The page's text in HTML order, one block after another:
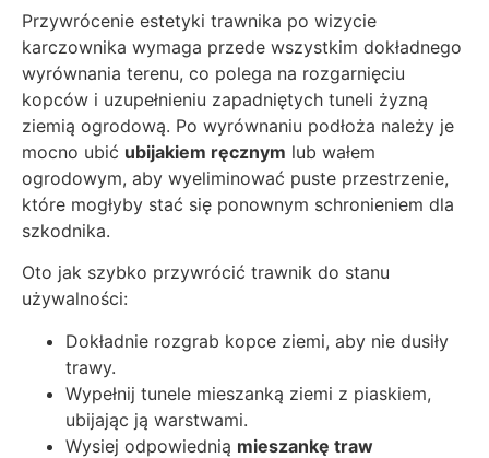
Przywrócenie estetyki trawnika po wizycie
karczownika wymaga przede wszystkim dokładnego
wyrównania terenu, co polega na rozgarnięciu
kopców i uzupełnieniu zapadniętych tuneli żyzną
ziemią ogrodową. Po wyrównaniu podłoża należy je
mocno ubić ubijakiem ręcznym lub wałem
ogrodowym, aby wyeliminować puste przestrzenie,
które mogłyby stać się ponownym schronieniem dla
szkodnika.
Oto jak szybko przywrócić trawnik do stanu
używalności:
Dokładnie rozgrab kopce ziemi, aby nie dusiły
trawy.
Wypełnij tunele mieszanką ziemi z piaskiem,
ubijając ją warstwami.
Wysiej odpowiednią mieszankę traw